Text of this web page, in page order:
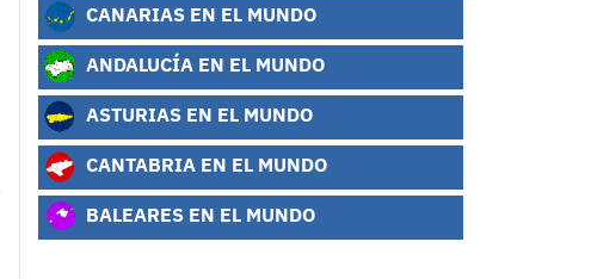
CANARIAS EN EL MUNDO
ANDALUCÍA EN EL MUNDO
ASTURIAS EN EL MUNDO
CANTABRIA EN EL MUNDO
BALEARES EN EL MUNDO